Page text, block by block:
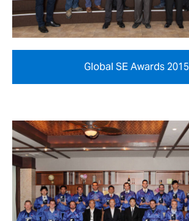
Global SE Awards 2015